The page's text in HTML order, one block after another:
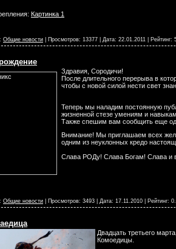
Картинка 1
Общие новости | Просмотров: 13377 | Дата: 22.01.2011 | Рейтинг:
Здравия, Сородичи!
После длительного перерыва в
чтобы с новой силой нести свет
Теперь мы наладим постоянную
жизненной стезе умениям и навыкам.
Также спешим вам сообщить еще
Внимание! Мы приглашаем всех
одним из неуклонных кредо
Слава РОДу! Слава Богам! Слава и
Общие новости | Просмотров: 3493 | Дата: 17.11.2010 | Рейтинг:
Двадцать третьего
Комоедицы.